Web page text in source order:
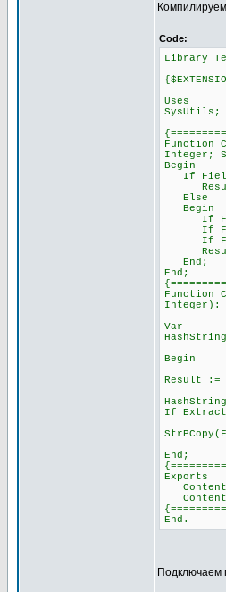
Code:
Library
Uses
SysUtils;
Function
Integer;
Begin
If
Else
Begin
If
If
If
End;
End;
Function
Integer):
Var
Begin
Result :=
If
End;
Exports
End.
Подключаем